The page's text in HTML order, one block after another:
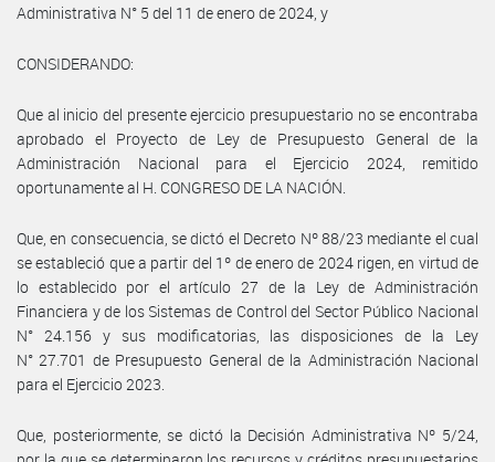
Administrativa N° 5 del 11 de enero de 2024, y
CONSIDERANDO:
Que al inicio del presente ejercicio presupuestario no se encontraba
aprobado el Proyecto de Ley de Presupuesto General de la
Administración Nacional para el Ejercicio 2024, remitido
oportunamente al H. CONGRESO DE LA NACIÓN.
Que, en consecuencia, se dictó el Decreto Nº 88/23 mediante el cual
se estableció que a partir del 1º de enero de 2024 rigen, en virtud de
lo establecido por el artículo 27 de la Ley de Administración
Financiera y de los Sistemas de Control del Sector Público Nacional
N° 24.156 y sus modificatorias, las disposiciones de la Ley
N° 27.701 de Presupuesto General de la Administración Nacional
para el Ejercicio 2023.
Que, posteriormente, se dictó la Decisión Administrativa Nº 5/24,